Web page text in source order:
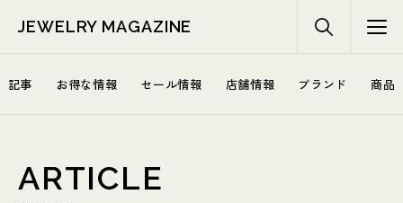
JEWELRY MAGAZINE
記事 お得な情報 セール情報 店舗情報 ブランド 商品
ARTICLE